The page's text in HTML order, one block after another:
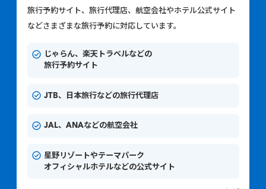
旅行予約サイト、旅行代理店、航空会社やホテル公式サイト
などさまざまな旅行予約に対応しています。
じゃらん、楽天トラベルなどの
旅行予約サイト
JTB、日本旅行などの旅行代理店
JAL、ANAなどの航空会社
星野リゾートやテーマパーク
オフィシャルホテルなどの公式サイト